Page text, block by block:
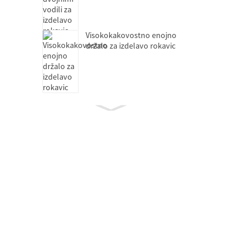
Visokokakovostno enojno
držalo za izdelavo rokavic
Ležaj sklopke